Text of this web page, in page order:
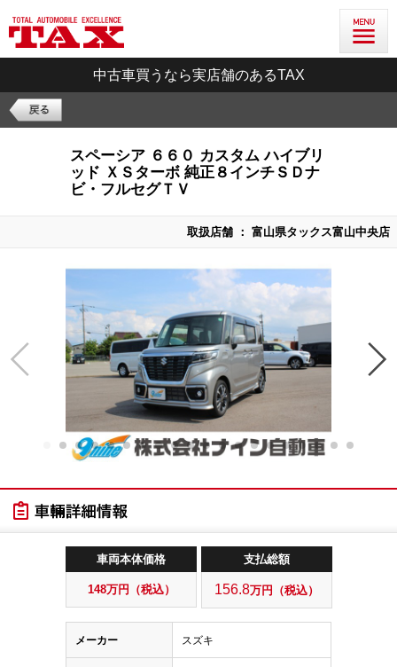
中古車買うなら実店舗のあるTAX
スペーシア ６６０ カスタム ハイブリ
ッド ＸＳターボ 純正８インチＳＤナ
ビ・フルセグＴＶ
取扱店舗 ： 富山県タックス富山中央店
車両本体価格
148万円（税込）
支払総額
156.8万円（税込）
メーカー スズキ